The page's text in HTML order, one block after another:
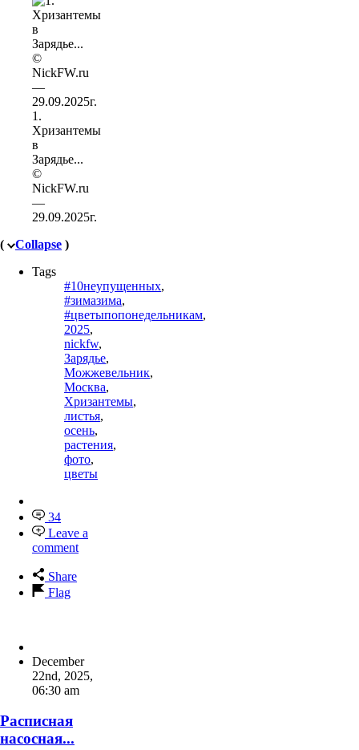
1.
Хризантемы
в
Зарядье...
©
NickFW.ru
—
29.09.2025г.
(
Collapse )
Tags
#10неупущенных,
#зимазима,
#цветыпопонедельникам,
2025,
nickfw,
Зарядье,
Можжевельник,
Москва,
Хризантемы,
листья,
осень,
растения,
фото,
цветы
34
Leave a
comment
Share
Flag
December
22nd, 2025,
06:30 am
Расписная
насосная...